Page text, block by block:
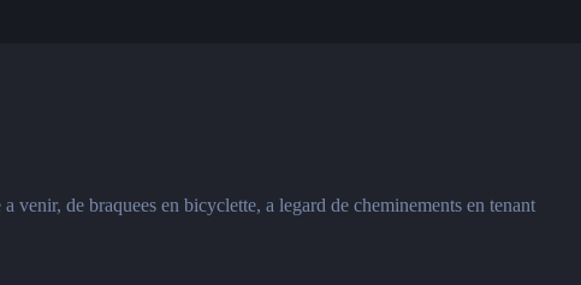
de braquees en bicyclette, a legard de cheminements en tenant